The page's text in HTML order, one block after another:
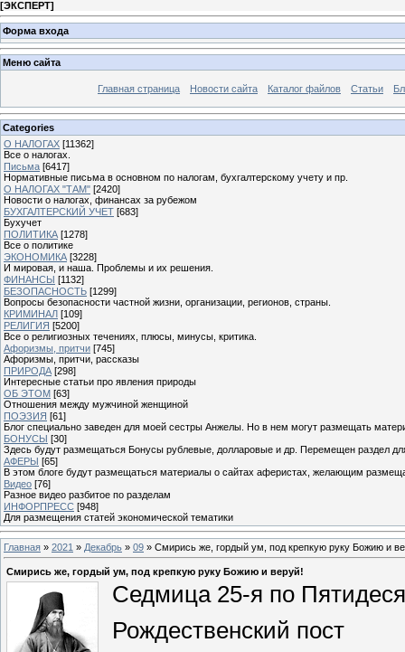
[ЭКСПЕРТ]
Форма входа
Меню сайта
Главная страница Новости сайта Каталог файлов Статьи
Categories
О НАЛОГАХ [11362]
Все о налогах.
Письма [6417]
Нормативные письма в основном по налогам, бухгалтерскому учету и пр.
О НАЛОГАХ "ТАМ" [2420]
Новости о налогах, финансах за рубежом
БУХГАЛТЕРСКИЙ УЧЕТ [683]
Бухучет
ПОЛИТИКА [1278]
Все о политике
ЭКОНОМИКА [3228]
И мировая, и наша. Проблемы и их решения.
ФИНАНСЫ [1132]
БЕЗОПАСНОСТЬ [1299]
Вопросы безопасности частной жизни, организации, регионов, страны.
КРИМИНАЛ [109]
РЕЛИГИЯ [5200]
Все о религиозных течениях, плюсы, минусы, критика.
Афоризмы, притчи [745]
Афоризмы, притчи, рассказы
ПРИРОДА [298]
Интересные статьи про явления природы
ОБ ЭТОМ [63]
Отношения между мужчиной женщиной
ПОЭЗИЯ [61]
Блог специально заведен для моей сестры Анжелы. Но в нем могут размещать
БОНУСЫ [30]
Здесь будут размещаться Бонусы рублевые, долларовые и др. Перемещен раздел
АФЕРЫ [65]
В этом блоге будут размещаться материалы о сайтах аферистах, желающим
Видео [76]
Разное видео разбитое по разделам
ИНФОРПРЕСС [948]
Для размещения статей экономической тематики
Главная » 2021 » Декабрь » 09 » Смирись же, гордый ум, под крепкую руку Божию и
Смирись же, гордый ум, под крепкую руку Божию и веруй!
Седмица 25-я по
Рождественский пост